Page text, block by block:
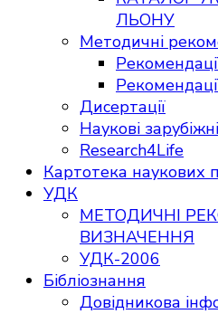
ЛЬОНУ
Методичні
Дисертації
Наукові
Research4Life
Картотека наукових
УДК
МЕТОДИЧНІ
ВИЗНАЧЕННЯ
УДК-2006
Бібліознання
Довідникова